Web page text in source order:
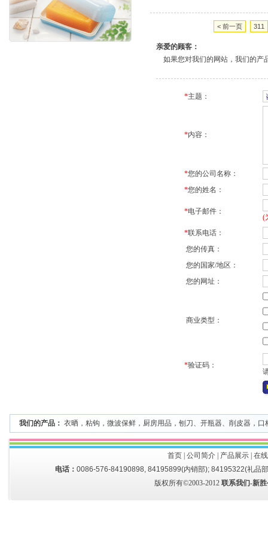
< 前一页 311
亲爱的顾客：
如果您对我们的网站，我们的产
*主题：
*内容：
*您的公司名称：
*您的姓名：
*电子邮件：
(
*联系电话：
您的传真：
您的国家/地区：
您的网址：
商业类型：
*验证码：
我们的产品： 衣晒 ， 粘钩 ， 微波保鲜 ， 厨房用品 ， 刨刀、开瓶器、削皮器 ， 口
首页| 公司简介| 产品展示| 在
电话： 0086-576-84190898, 84195899(内销部); 84195322(礼品
版权所有©2003-2012 联系我们-新胜